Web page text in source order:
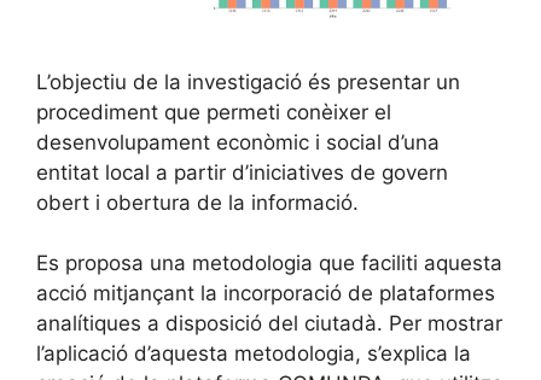
L’objectiu de la investigació és presentar un
procediment que permeti conèixer el
desenvolupament econòmic i social d’una
entitat local a partir d’iniciatives de govern
obert i obertura de la informació.
Es proposa una metodologia que faciliti aquesta
acció mitjançant la incorporació de plataformes
analítiques a disposició del ciutadà. Per mostrar
l’aplicació d’aquesta metodologia, s’explica la